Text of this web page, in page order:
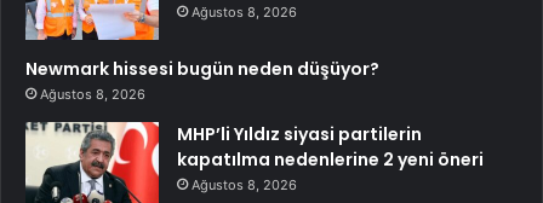
Ağustos 8, 2026
Newmark hissesi bugün neden düşüyor?
Ağustos 8, 2026
MHP’li Yıldız siyasi partilerin
kapatılma nedenlerine 2 yeni öneri
Ağustos 8, 2026